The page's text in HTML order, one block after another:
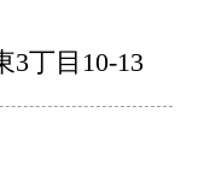
3丁目10-13